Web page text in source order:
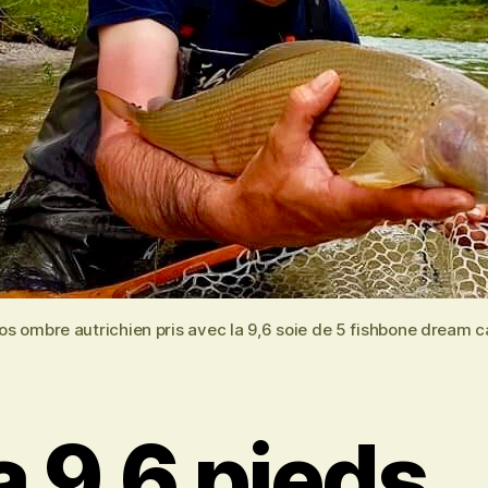
ombre autrichien pris avec la 9,6 soie de 5 fishbone dream